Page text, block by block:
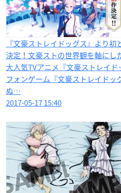
『文豪ストレイドッグス』より
決定！文豪ストの世界観を軸にし
大人気TVアニメ『文豪ストレイ
フォンゲーム『文豪ストレイドッ
ぬ…
2017-05-17 15:40